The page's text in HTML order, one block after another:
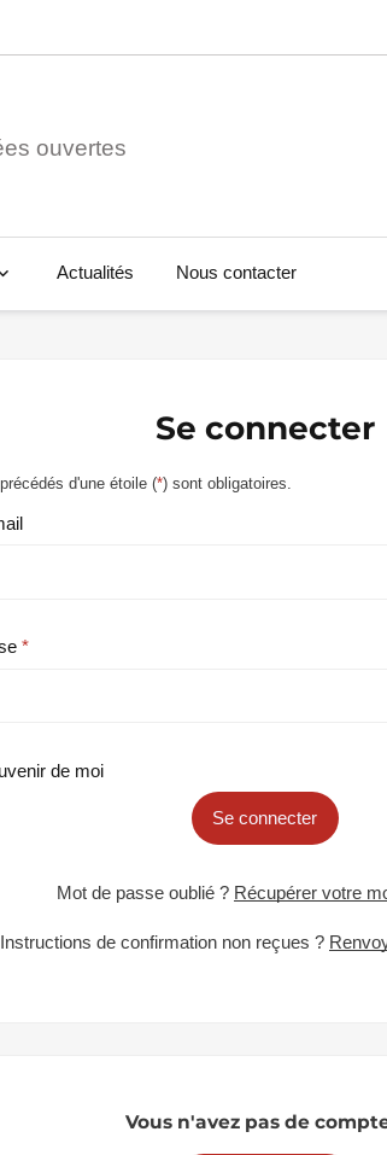
ouvertes
Actualités Nous contacter
Se connecter
d'une étoile (*) sont obligatoires.
de moi
Se connecter
Mot de passe oublié ? Récupérer votre
Instructions de confirmation non reçues ?
Vous n'avez pas de